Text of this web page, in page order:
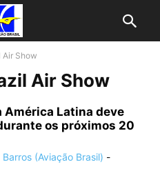
Air Show
Air Show
América Latina deve
os próximos 20
(Aviação Brasil) -